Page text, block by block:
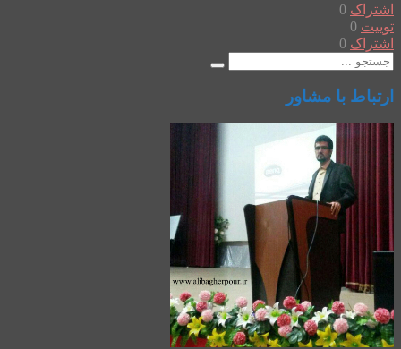
اشتراک 0
توییت 0
اشتراک 0
ارتباط با مشاور